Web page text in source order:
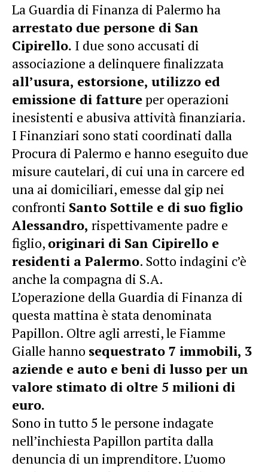
La Guardia di Finanza di Palermo ha
arrestato due persone di San
Cipirello. I due sono accusati di
associazione a delinquere finalizzata
all’usura, estorsione, utilizzo ed
emissione di fattureper operazioni
inesistenti e abusiva attività finanziaria.
I Finanziari sono stati coordinati dalla
Procura di Palermo e hanno eseguito due
misure cautelari, di cui una in carcere ed
una ai domiciliari, emesse dal gip nei
confronti Santo Sottile e di suo figlio
Alessandro, rispettivamente padre e
figlio, originari di San Cipirello e
residenti a Palermo. Sotto indagini c’è
anche la compagna di S.A.
L’operazione della Guardia di Finanza di
questa mattina è stata denominata
Papillon. Oltre agli arresti, le Fiamme
Gialle hanno sequestrato 7 immobili, 3
aziende e auto e beni di lusso per un
valore stimato di oltre 5 milioni di
euro.
Sono in tutto 5 le persone indagate
nell’inchiesta Papillon partita dalla
denuncia di un imprenditore. L’uomo